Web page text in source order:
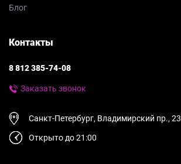
Блог
Контакты
8 812 385-74-08
Заказать звонок
Санкт-Петербург, Владимирский пр., 23
Открыто до 21:00